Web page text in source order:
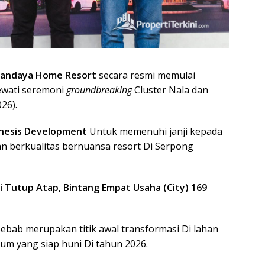
Home Resort secara resmi memulai
seremonigroundbreakingCluster Nala dan
.
Development Untuk memenuhi janji kepada
berkualitas bernuansa resort Di Serpong
Tutup Atap, Bintang Empat Usaha (City) 169
merupakan titik awal transformasi Di lahan
yang siap huni Di tahun 2026.